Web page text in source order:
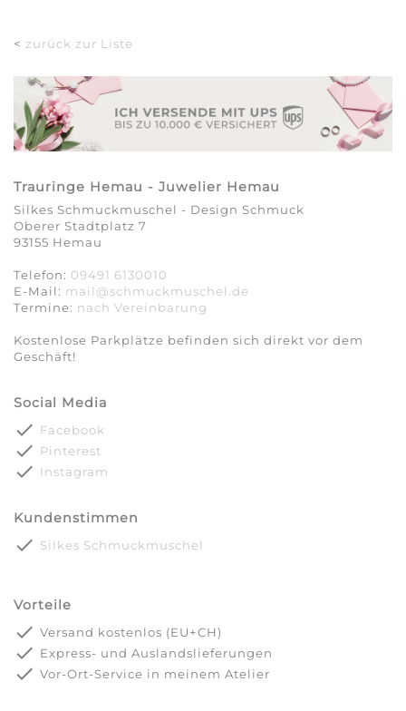
< zurück zur Liste
Trauringe Hemau - Juwelier Hemau
Silkes Schmuckmuschel - Design Schmuck
Oberer Stadtplatz 7
93155 Hemau
Telefon: 09491 6130010
E-Mail: mail@schmuckmuschel.de
Termine: nach Vereinbarung​​​​​​​
Kostenlose Parkplätze befinden sich direkt vor dem
Geschäft!
Social Media
done Facebook
done Pinterest
done Instagram
Kundenstimmen
done Silkes Schmuckmuschel
Vorteile
done Versand kostenlos (EU+CH)
done Express- und Auslandslieferungen
done Vor-Ort-Service in meinem Atelier